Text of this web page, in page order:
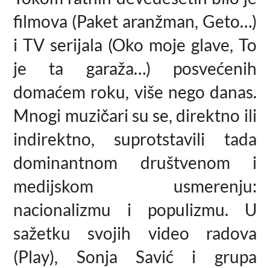
filmova (Paket aranžman, Geto…)
i TV serijala (Oko moje glave, To
je ta garaža…) posvećenih
domaćem roku, više nego danas.
Mnogi muzičari su se, direktno ili
indirektno, suprotstavili tada
dominantnom društvenom i
medijskom usmerenju:
nacionalizmu i populizmu. U
sažetku svojih video radova
(Play), Sonja Savić i grupa